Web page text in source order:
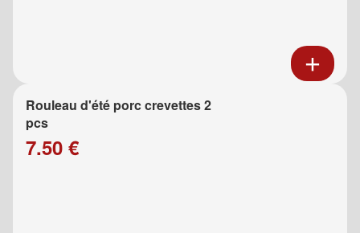
Rouleau d'été porc crevettes 2
pcs
7.50 €